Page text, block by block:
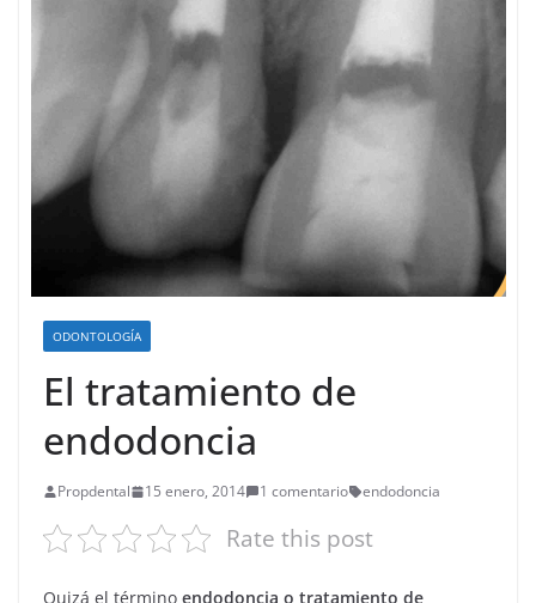
ODONTOLOGÍA
El tratamiento de
endodoncia
Propdental 15 enero, 2014 1 comentario endodoncia
Rate this post
Quizá el término endodoncia o tratamiento de